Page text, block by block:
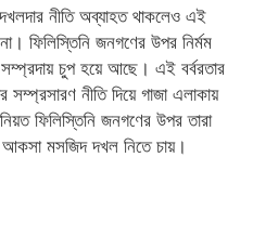
নীতি অব্যাহত থাকলেও এই
ফিলিস্তিনি জনগণের উপর নির্মম
সম্প্রদায় চুপ হয়ে আছে। এই বর্বরতার
নীতি দিয়ে গাজা এলাকায়
ফিলিস্তিনি জনগণের উপর তারা
মসজিদ দখল নিতে চায়।